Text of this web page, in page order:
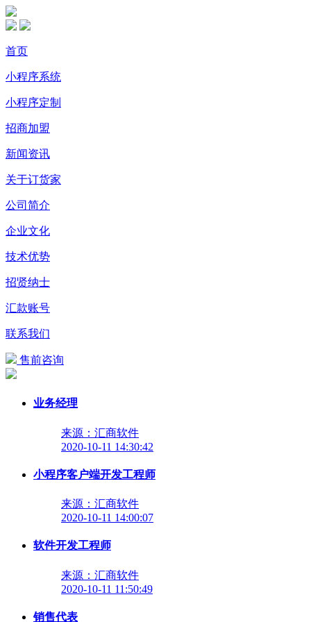
首页
小程序系统
小程序定制
招商加盟
新闻资讯
关于订货家
公司简介
企业文化
技术优势
招贤纳士
汇款账号
联系我们
售前咨询
业务经理
来源：汇商软件
2020-10-11 14:30:42
小程序客户端开发工程师
来源：汇商软件
2020-10-11 14:00:07
软件开发工程师
来源：汇商软件
2020-10-11 11:50:49
销售代表